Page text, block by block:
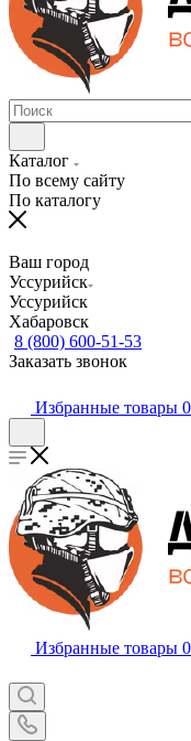
Каталог
По всему сайту
По каталогу
Ваш город
Уссурийск
Уссурийск
Хабаровск
8 (800) 600-51-53
Заказать звонок
Избранные товары 0
Избранные товары 0